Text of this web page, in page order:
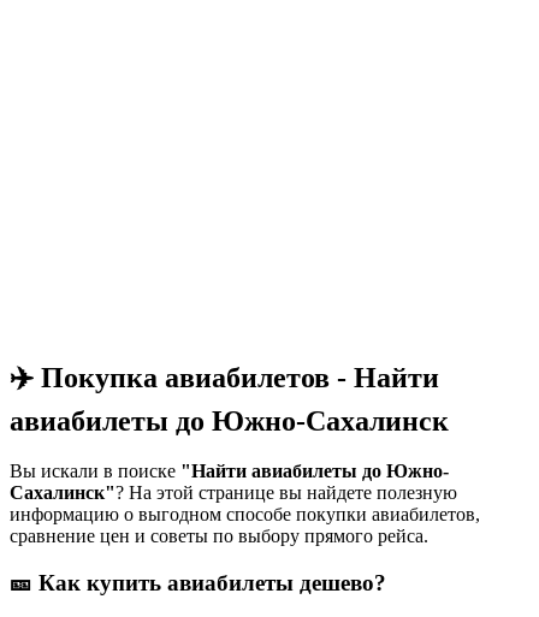
✈️ Покупка авиабилетов - Найти
авиабилеты до Южно-Сахалинск
Вы искали в поиске "Найти авиабилеты до Южно-
Сахалинск"? На этой странице вы найдете полезную
информацию о выгодном способе покупки авиабилетов,
сравнение цен и советы по выбору прямого рейса.
🎫 Как купить авиабилеты дешево?